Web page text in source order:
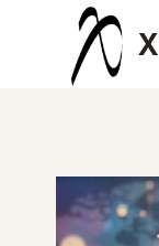
contenido